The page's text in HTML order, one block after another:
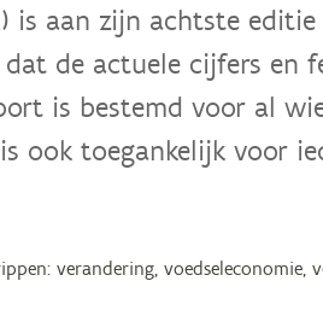
is aan zijn achtste
de actuele cijfers en
is bestemd voor al
ook toegankelijk voor
verandering, voedseleconomie,